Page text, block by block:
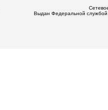
Выдан Федеральной службой